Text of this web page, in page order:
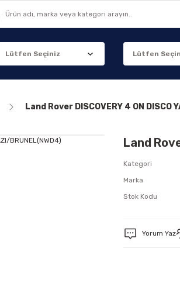
Land Rover DISCOVERY 4 ON DISCO
Land
Kategori
Marka
Stok Kodu
Yorum Yaz